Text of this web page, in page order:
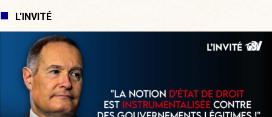
L'INVITÉ